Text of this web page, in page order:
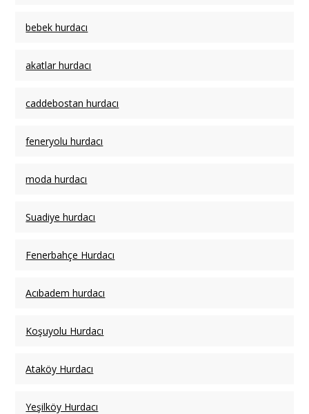
bebek hurdacı
akatlar hurdacı
caddebostan hurdacı
feneryolu hurdacı
moda hurdacı
Suadiye hurdacı
Fenerbahçe Hurdacı
Acıbadem hurdacı
Koşuyolu Hurdacı
Ataköy Hurdacı
Yeşilköy Hurdacı